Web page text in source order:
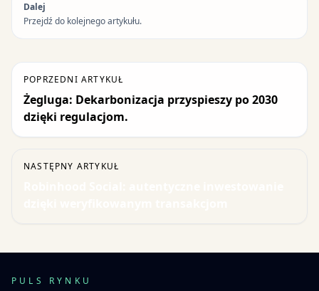
Dalej
Przejdź do kolejnego artykułu.
POPRZEDNI ARTYKUŁ
Żegluga: Dekarbonizacja przyspieszy po 2030
dzięki regulacjom.
NASTĘPNY ARTYKUŁ
PULS RYNKU